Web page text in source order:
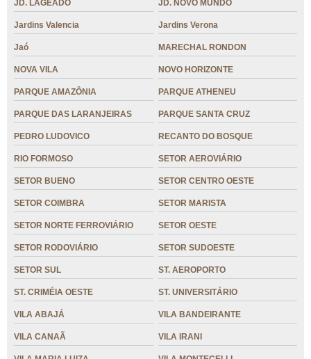
JD. LAGEADO JD. NOVO MUNDO
Jardins Valencia Jardins Verona
Jaó MARECHAL RONDON
NOVA VILA NOVO HORIZONTE
PARQUE AMAZÔNIA PARQUE ATHENEU
PARQUE DAS LARANJEIRAS PARQUE SANTA CRUZ
PEDRO LUDOVICO RECANTO DO BOSQUE
RIO FORMOSO SETOR AEROVIÁRIO
SETOR BUENO SETOR CENTRO OESTE
SETOR COIMBRA SETOR MARISTA
SETOR NORTE FERROVIÁRIO SETOR OESTE
SETOR RODOVIÁRIO SETOR SUDOESTE
SETOR SUL ST. AEROPORTO
ST. CRIMÉIA OESTE ST. UNIVERSITÁRIO
VILA ABAJÁ VILA BANDEIRANTE
VILA CANAÃ VILA IRANI